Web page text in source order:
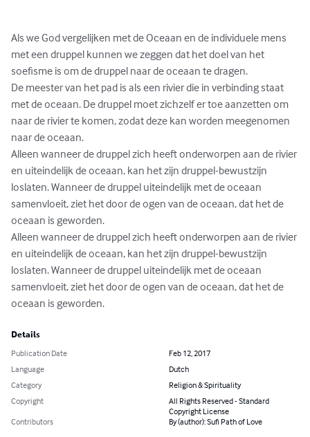
Als we God vergelijken met de Oceaan en de individuele mens
met een druppel kunnen we zeggen dat het doel van het
soefisme is om de druppel naar de oceaan te dragen.
De meester van het pad is als een rivier die in verbinding staat
met de oceaan. De druppel moet zichzelf er toe aanzetten om
naar de rivier te komen, zodat deze kan worden meegenomen
naar de oceaan.
Alleen wanneer de druppel zich heeft onderworpen aan de rivier
en uiteindelijk de oceaan, kan het zijn druppel-bewustzijn
loslaten. Wanneer de druppel uiteindelijk met de oceaan
samenvloeit, ziet het door de ogen van de oceaan, dat het de
oceaan is geworden.
Alleen wanneer de druppel zich heeft onderworpen aan de rivier
en uiteindelijk de oceaan, kan het zijn druppel-bewustzijn
loslaten. Wanneer de druppel uiteindelijk met de oceaan
samenvloeit, ziet het door de ogen van de oceaan, dat het de
oceaan is geworden.
Details
Publication Date
Feb 12, 2017
Language
Dutch
Category
Religion & Spirituality
Copyright
All Rights Reserved - Standard
Copyright License
Contributors
By (author): Sufi Path of Love